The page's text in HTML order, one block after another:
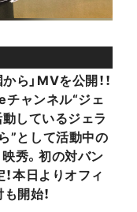
ら」MVを公開！！
ャンネル“ジェ
しているジェラ
”として活動中の
秀。初の対バン
本日よりオフィ
開始！